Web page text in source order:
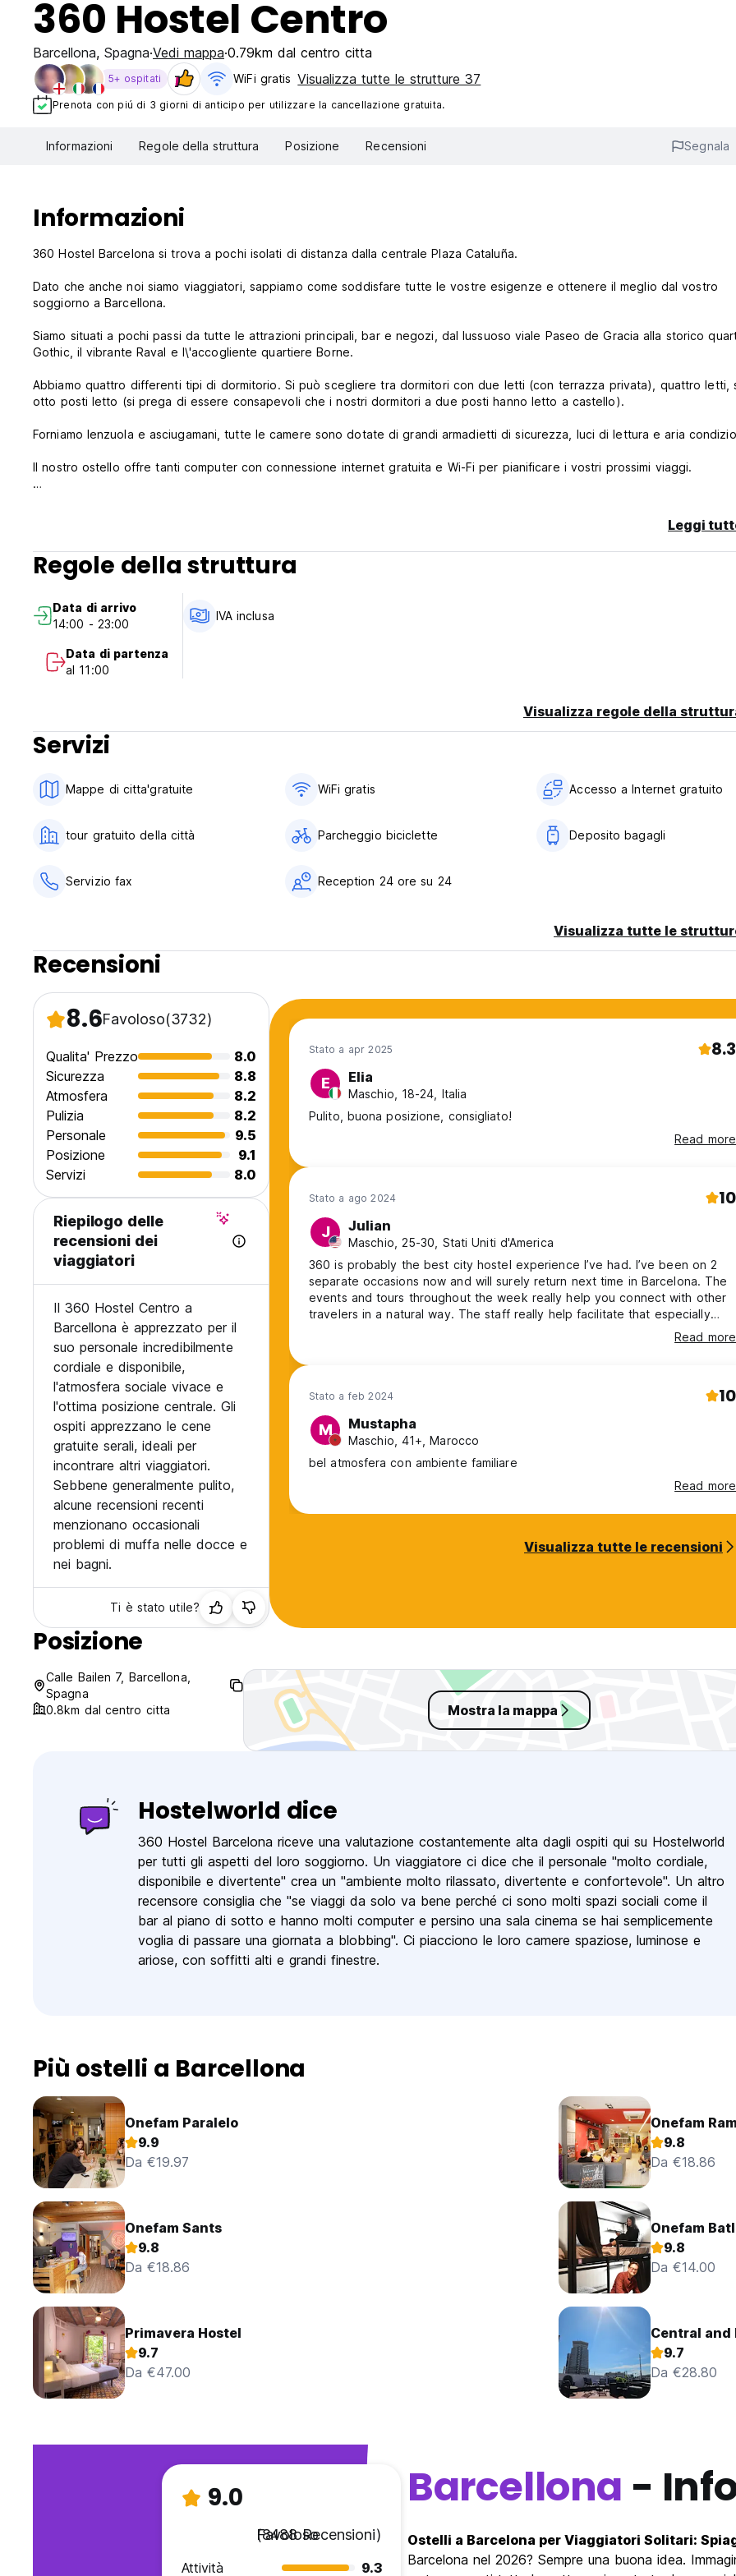
360 Hostel Centro
Barcellona, Spagna Vedi mappa 0.79km dal centro citta
5+ ospitati WiFi gratis Visualizza tutte le strutture 37
Prenota con piú di 3 giorni di anticipo per utilizzare la cancellazione gratuita.
Informazioni Regole della struttura Posizione Recensioni Segnala
Informazioni
360 Hostel Barcelona si trova a pochi isolati di distanza dalla centrale Plaza Cataluña.
Dato che anche noi siamo viaggiatori, sappiamo come soddisfare tutte le vostre esigenze e ottenere il meglio dal vostro
soggiorno a Barcellona.
Siamo situati a pochi passi da tutte le attrazioni principali, bar e negozi, dal lussuoso viale Paseo de Gracia alla storico
Gothic, il vibrante Raval e l\'accogliente quartiere Borne.
Abbiamo quattro differenti tipi di dormitorio. Si può scegliere tra dormitori con due letti (con terrazza privata), quattro letti,
otto posti letto (si prega di essere consapevoli che i nostri dormitori a due posti hanno letto a castello).
Forniamo lenzuola e asciugamani, tutte le camere sono dotate di grandi armadietti di sicurezza, luci di lettura e aria
Il nostro ostello offre tanti computer con connessione internet gratuita e Wi-Fi per pianificare i vostri prossimi viaggi.
Nella grande sala comune con comodi divani si possono incontrare viaggiatori da tutto il mondo, condividere esperienze e
nuove amicizie.
Il nostro personale cordiale ed esperto vi aiuterà con tutto il necessario, vi indicherá le zone migliori, i ristoranti, i bar, le
Non abbiate paura di chiedere, qui tutta le domande sono benvenute!
Leggi
Regole della struttura
Data di arrivo
14:00 - 23:00
Data di partenza
al 11:00
IVA inclusa
Visualizza regole della
Servizi
Mappe di citta'gratuite WiFi gratis Accesso a Internet gratuito
tour gratuito della città Parcheggio biciclette Deposito bagagli
Servizio fax Reception 24 ore su 24
Visualizza tutte le
Recensioni
8.6Favoloso(3732)
Qualita' Prezzo
8.0
Sicurezza
8.8
Atmosfera
8.2
Pulizia
8.2
Personale
9.5
Posizione
9.1
Servizi
8.0
Riepilogo delle
recensioni dei
viaggiatori
Il 360 Hostel Centro a
Barcellona è apprezzato per il
suo personale incredibilmente
cordiale e disponibile,
l'atmosfera sociale vivace e
l'ottima posizione centrale. Gli
ospiti apprezzano le cene
gratuite serali, ideali per
incontrare altri viaggiatori.
Sebbene generalmente pulito,
alcune recensioni recenti
menzionano occasionali
problemi di muffa nelle docce e
nei bagni.
Ti è stato utile?
Stato a apr 2025 8.3
E Elia
Maschio, 18-24, Italia
Pulito, buona posizione, consigliato!
Read more
Stato a ago 2024 10
J Julian
Maschio, 25-30, Stati Uniti d'America
360 is probably the best city hostel experience I’ve had. I’ve been on 2
separate occasions now and will surely return next time in Barcelona. The
events and tours throughout the week really help you connect with other
travelers in a natural way. The staff really help facilitate that especially
Julia during the city tours. She is the best and makes an effort to makeRead more
Stato a feb 2024 10
M Mustapha
Maschio, 41+, Marocco
bel atmosfera con ambiente familiare
Read more
Visualizza tutte le recensioni
Posizione
Calle Bailen 7, Barcellona,
Spagna
0.8km dal centro citta
Mostra la mappa
Hostelworld dice
360 Hostel Barcelona riceve una valutazione costantemente alta dagli ospiti qui su Hostelworld
per tutti gli aspetti del loro soggiorno. Un viaggiatore ci dice che il personale "molto cordiale,
disponibile e divertente" crea un "ambiente molto rilassato, divertente e confortevole". Un altro
recensore consiglia che "se viaggi da solo va bene perché ci sono molti spazi sociali come il
bar al piano di sotto e hanno molti computer e persino una sala cinema se hai semplicemente
voglia di passare una giornata a blobbing". Ci piacciono le loro camere spaziose, luminose e
ariose, con soffitti alti e grandi finestre.
Più ostelli a Barcellona
Onefam Paralelo
9.9
Da €19.97
Onefam
9.8
Da €18.86
Onefam Sants
9.8
Da €18.86
Onefam
9.8
Da €14.00
Primavera Hostel
9.7
Da €47.00
Central and
9.7
Da €28.80
9.0
Favoloso
(8488 Recensioni)
Attività 9.3
Barcellona -
Ostelli a Barcelona per Viaggiatori Solitari:
Barcelona nel 2026? Sempre una buona idea.